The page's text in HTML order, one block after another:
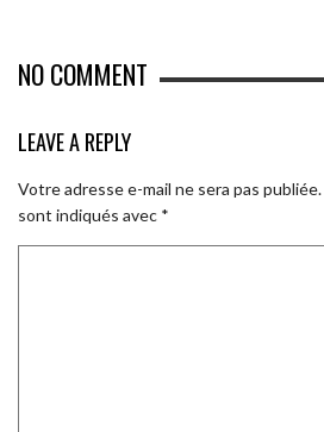
NO COMMENT
LEAVE A REPLY
Votre adresse e-mail ne sera pas publiée.
sont indiqués avec *